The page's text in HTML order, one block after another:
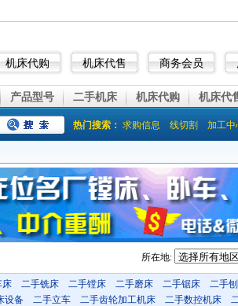
机床代购 机床代售 商务会员
产品型号 二手机床 机床代购 机床代
热门搜索： 求购信息 线切割 加工中
所在地:
床 二手铣床 二手镗床 二手磨床 二手锯床
二手刨
设备 二手立车 二手齿轮加工机床 二手数控机床